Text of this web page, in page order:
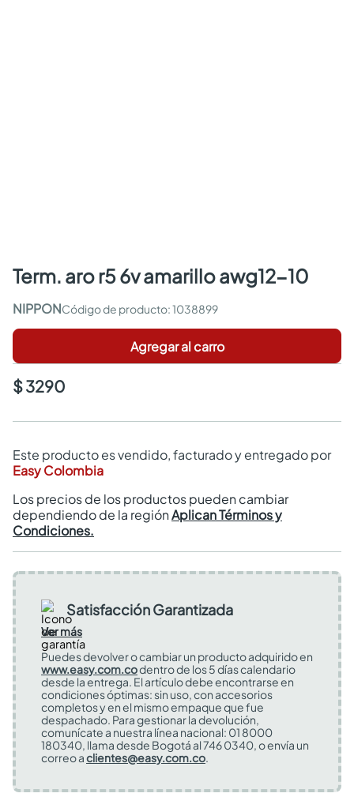
term. aro r5 6v amarillo awg12-10
NIPPON :1038899
Agregar al carro
$ 3290
Este producto es vendido, facturado y entregado por
Easy Colombia
Los precios de los productos pueden cambiar
dependiendo de la regiónAplican Términos y
Condiciones.
Satisfacción Garantizada
Ver más
Puedes devolver o cambiar un producto adquirido en
www.easy.com.codentro de los 5 días calendario
desde la entrega. El artículo debe encontrarse en
condiciones óptimas: sin uso, con accesorios
completos y en el mismo empaque que fue
despachado. Para gestionar la devolución,
comunícate a nuestra línea nacional: 01 8000
180340, llama desde Bogotá al 746 0340, o envía un
correo aclientes@easy.com.co.